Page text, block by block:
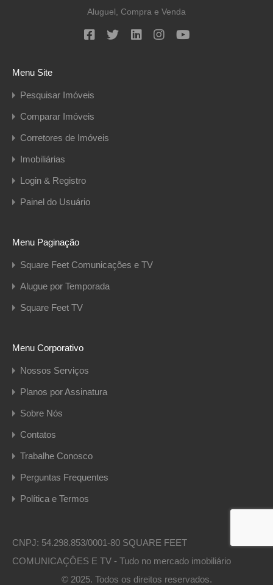
Aluguel, Compra e Venda
Menu Site
Pesquisar Imóveis
Comparar Imóveis
Corretores de Imóveis
Imobiliárias
Login & Registro
Painel do Usuário
Menu Paginação
Square Feet Comunicações e TV
Alugue por Temporada
Square Feet TV
Menu Corporativo
Nossos Serviços
Planos por Assinatura
Sobre Nós
Contatos
Trabalhe Conosco
Perguntas Frequentes
Política e Termos
CNPJ: 54.298.853/0001-80 SQUARE FEET
COMUNICAÇÔES E TV - Tudo no mercado imobiliário
© 2025. Todos os direitos reservados.